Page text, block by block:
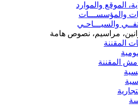
الموقع والموارد
والمؤسســـات
والسيـــاحـي
مراسيم، نصوص هامة
المقننة
المقننة